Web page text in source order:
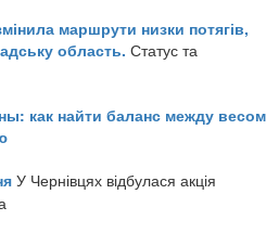
маршрути низки потягів,
область. Статус та
как найти баланс между весом
У Чернівцях відбулася акція